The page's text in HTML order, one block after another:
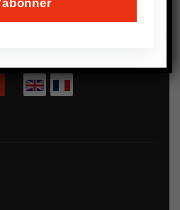
coutume de dire
écologiquement intensive